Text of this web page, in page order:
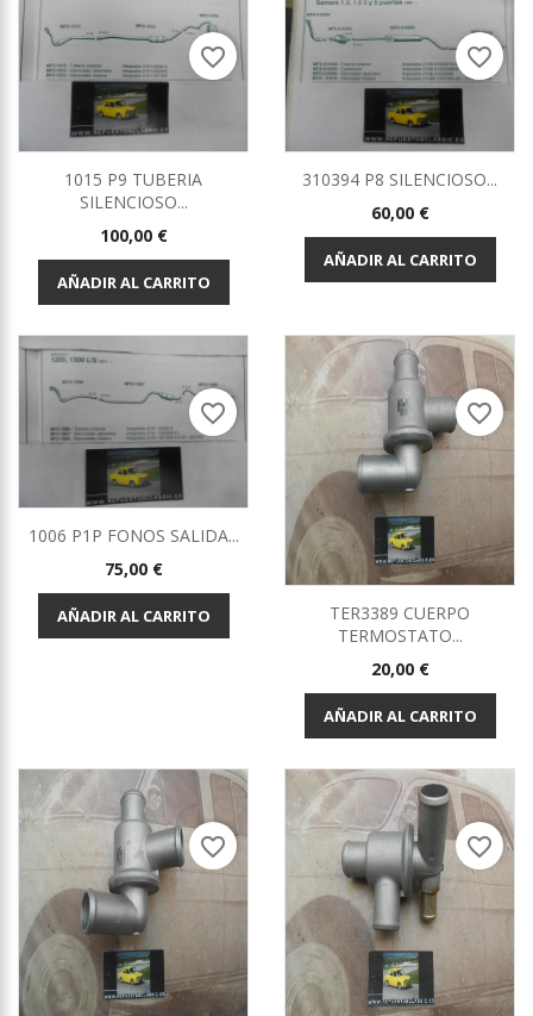
1015 P9 TUBERIA
SILENCIOSO...
Precio
100,00 €
AÑADIR AL CARRITO
favorite_border
310394 P8 SILENCIOSO...
Precio
60,00 €
AÑADIR AL CARRITO
favorite_border
1006 P1P FONOS SALIDA...
Precio
75,00 €
AÑADIR AL CARRITO
favorite_border
TER3389 CUERPO
TERMOSTATO...
Precio
20,00 €
AÑADIR AL CARRITO
favorite_border
favorite_border favorite_border